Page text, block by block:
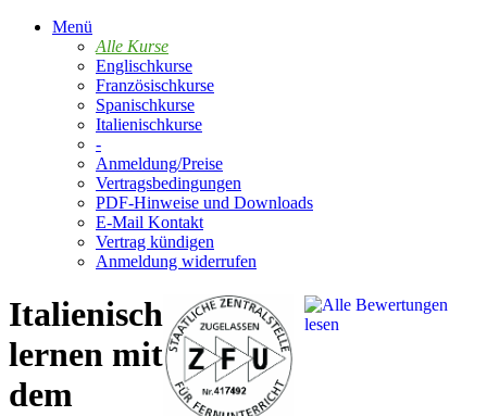
Menü
Alle Kurse
Englischkurse
Französischkurse
Spanischkurse
Italienischkurse
-
Anmeldung/Preise
Vertragsbedingungen
PDF-Hinweise und Downloads
E-Mail Kontakt
Vertrag kündigen
Anmeldung widerrufen
Italienisch
lernen mit
dem